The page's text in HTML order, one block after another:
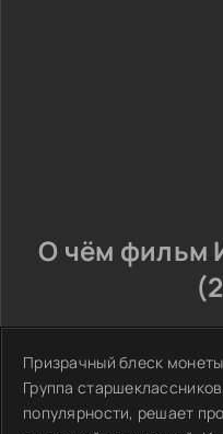
О чём фильм
Призрачный блеск
Группа
популярности, решает